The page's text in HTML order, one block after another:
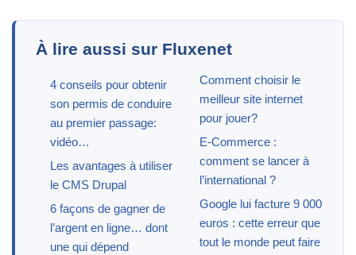
À lire aussi sur Fluxenet
4 conseils pour obtenir
son permis de conduire
au premier passage:
vidéo…
Les avantages à utiliser
le CMS Drupal
6 façons de gagner de
l’argent en ligne… dont
une qui dépend
Comment choisir le
meilleur site internet
pour jouer?
E-Commerce :
comment se lancer à
l’international ?
Google lui facture 9 000
euros : cette erreur que
tout le monde peut faire